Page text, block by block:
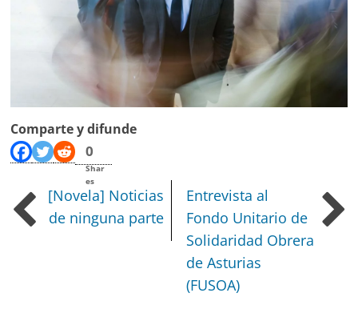
Comparte y difunde
0
Shar
es
[Novela] Noticias
de ninguna parte
Entrevista al
Fondo Unitario de
Solidaridad Obrera
de Asturias
(FUSOA)